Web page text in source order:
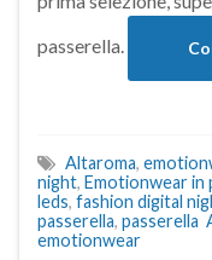
passerella.
Altaroma,
night, Emotionwear in
leds, fashion digital
passerella, passerella
emotionwear